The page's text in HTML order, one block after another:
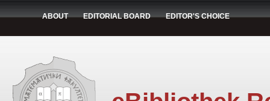
ABOUT EDITORIAL BOARD EDITOR'S CHOICE